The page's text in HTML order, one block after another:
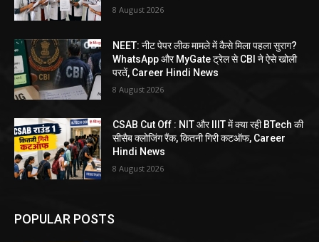
8 August 2026
NEET: नीट पेपर लीक मामले में कैसे मिला पहला सुराग?
WhatsApp और MyGate ट्रेल से CBI ने ऐसे खोली
परतें, Career Hindi News
8 August 2026
CSAB Cut Off : NIT और IIIT में क्या रही BTech की
सीसैब क्लोजिंग रैंक, कितनी गिरी कटऑफ, Career
Hindi News
8 August 2026
POPULAR POSTS